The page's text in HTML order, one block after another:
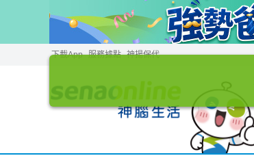
下載App 服務據點 神揚保代